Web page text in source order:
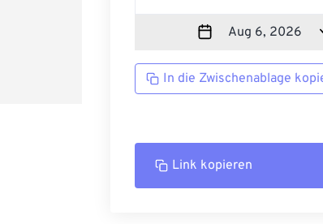
In die Zwischenablage
Link kopieren